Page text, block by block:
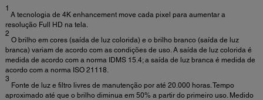
1
A tecnologia de 4K enhancement move cada pixel para aumentar a
resolução Full HD na tela.
2
O brilho em cores (saída de luz colorida) e o brilho branco (saída de luz
branca) variam de acordo com as condições de uso. A saída de luz colorida é
medida de acordo com a norma IDMS 15.4; a saída de luz branca é medida de
acordo com a norma ISO 21118.
3
Fonte de luz e filtro livres de manutenção por até 20.000 horas. Tempo
aproximado até que o brilho diminua em 50% a partir do primeiro uso. Medido